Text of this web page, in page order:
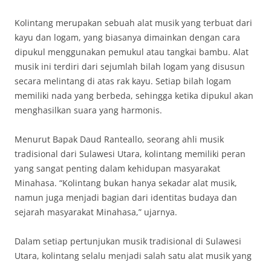
Kolintang merupakan sebuah alat musik yang terbuat dari
kayu dan logam, yang biasanya dimainkan dengan cara
dipukul menggunakan pemukul atau tangkai bambu. Alat
musik ini terdiri dari sejumlah bilah logam yang disusun
secara melintang di atas rak kayu. Setiap bilah logam
memiliki nada yang berbeda, sehingga ketika dipukul akan
menghasilkan suara yang harmonis.
Menurut Bapak Daud Ranteallo, seorang ahli musik
tradisional dari Sulawesi Utara, kolintang memiliki peran
yang sangat penting dalam kehidupan masyarakat
Minahasa. “Kolintang bukan hanya sekadar alat musik,
namun juga menjadi bagian dari identitas budaya dan
sejarah masyarakat Minahasa,” ujarnya.
Dalam setiap pertunjukan musik tradisional di Sulawesi
Utara, kolintang selalu menjadi salah satu alat musik yang